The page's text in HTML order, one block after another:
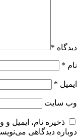
دیدگاه *
نام *
ایمیل *
وب‌ سایت
ذخیره نام، ایمیل
دوباره دیدگاهی